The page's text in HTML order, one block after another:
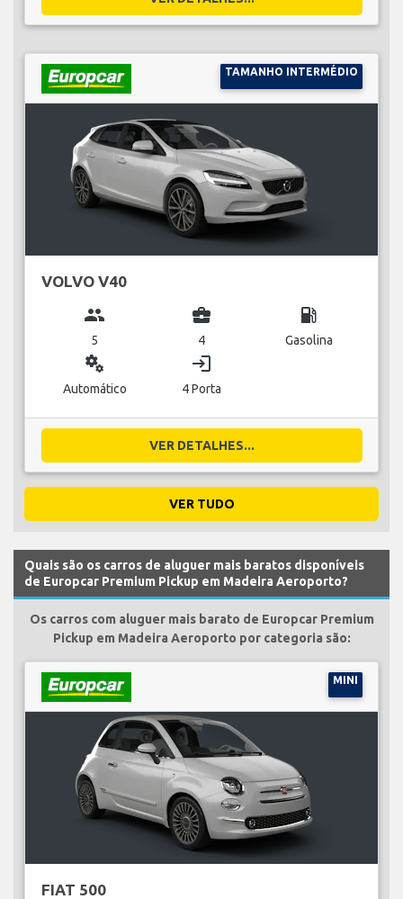
TAMANHO INTERMÉDIO
VOLVO V40
group
5
business_center
4
local_gas_station
Gasolina
miscellaneous_services
Automático
login
4 Porta
VER DETALHES...
VER TUDO
Quais são os carros de aluguer mais baratos disponíveis
de Europcar Premium Pickup em Madeira Aeroporto?
Os carros com aluguer mais barato de Europcar Premium
Pickup em Madeira Aeroporto por categoria são:
MINI
FIAT 500